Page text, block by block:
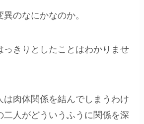
のなにかなのか。
っきりとしたことはわかりませ
は肉体関係を結んでしまうわけ
二人がどういうふうに関係を深